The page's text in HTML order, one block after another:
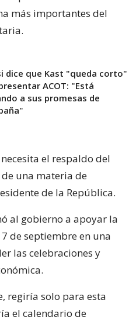
más importantes del
dice que Kast "queda corto"
ACOT: "Está
a sus promesas de
el respaldo del
una materia de
de la República.
al gobierno a apoyar la
de septiembre en una
las celebraciones y
regiría solo para esta
el calendario de